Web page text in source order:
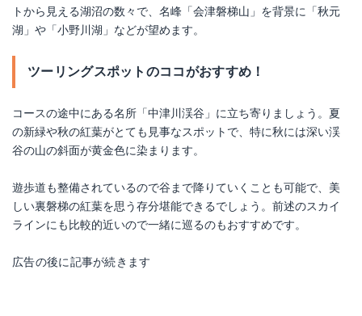
トから見える湖沼の数々で、名峰「会津磐梯山」を背景に「秋元
湖」や「小野川湖」などが望めます。
ツーリングスポットのココがおすすめ！
コースの途中にある名所「中津川渓谷」に立ち寄りましょう。夏
の新緑や秋の紅葉がとても見事なスポットで、特に秋には深い渓
谷の山の斜面が黄金色に染まります。
遊歩道も整備されているので谷まで降りていくことも可能で、美
しい裏磐梯の紅葉を思う存分堪能できるでしょう。前述のスカイ
ラインにも比較的近いので一緒に巡るのもおすすめです。
広告の後に記事が続きます